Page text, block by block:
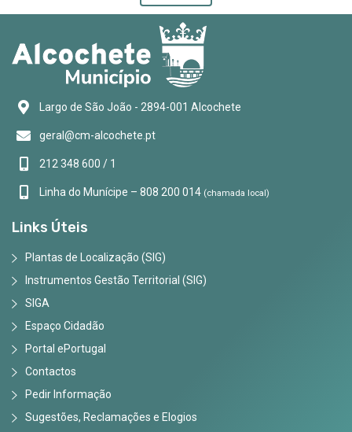
Largo de São João - 2894-001 Alcochete
geral@cm-alcochete.pt
212 348 600 / 1
Linha do Munícipe – 808 200 014 (chamada local)
Links Úteis
Plantas de Localização (SIG)
Instrumentos Gestão Territorial (SIG)
SIGA
Espaço Cidadão
Portal ePortugal
Contactos
Pedir Informação
Sugestões, Reclamações e Elogios